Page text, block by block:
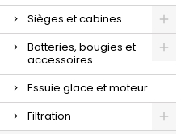
Sièges et cabines
Batteries, bougies et
accessoires
Essuie glace et moteur
Filtration